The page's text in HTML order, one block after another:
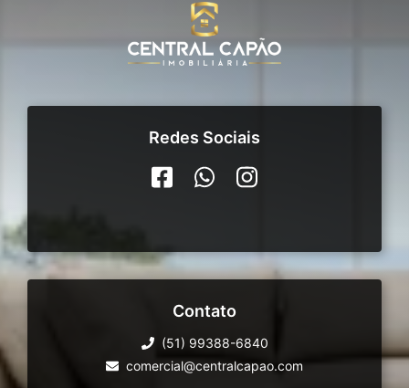
Redes Sociais
Contato
(51) 99388-6840
comercial@centralcapao.com